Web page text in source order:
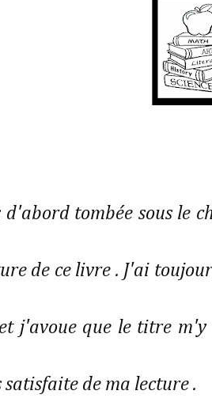
d'abord tombée sous le
de ce livre . J'ai
j'avoue que le titre
satisfaite de ma lecture .